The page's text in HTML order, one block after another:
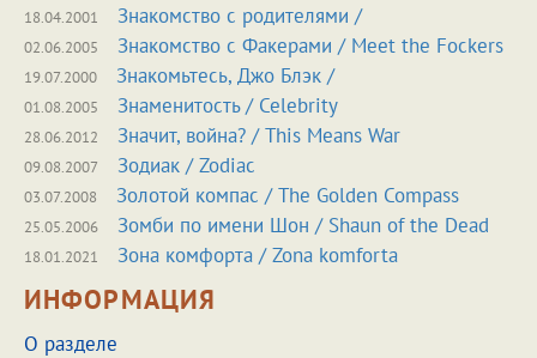
18.04.2001 Знакомство с родителями /
02.06.2005 Знакомство с Факерами / Meet the Fockers
19.07.2000 Знакомьтесь, Джо Блэк /
01.08.2005 Знаменитость / Celebrity
28.06.2012 Значит, война? / This Means War
09.08.2007 Зодиак / Zodiac
03.07.2008 Золотой компас / The Golden Compass
25.05.2006 Зомби по имени Шон / Shaun of the Dead
18.01.2021 Зона комфорта / Zona komforta
ИНФОРМАЦИЯ
О разделе